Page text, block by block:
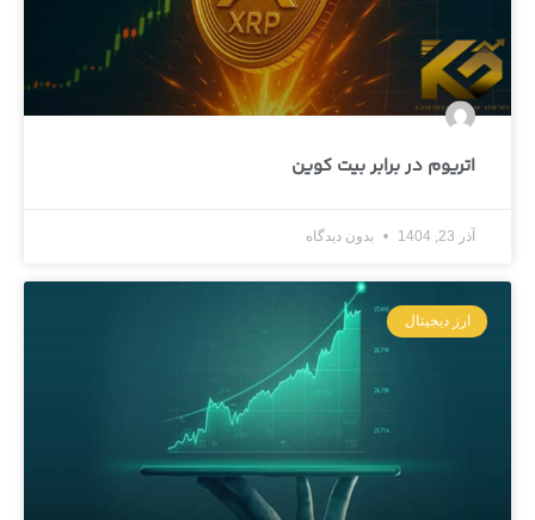
اتریوم در برابر بیت کوین
آذر 23, 1404 بدون دیدگاه
ارز دیجیتال